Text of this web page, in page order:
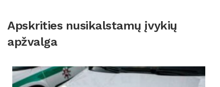
Apskrities nusikalstamų įvykių
apžvalga